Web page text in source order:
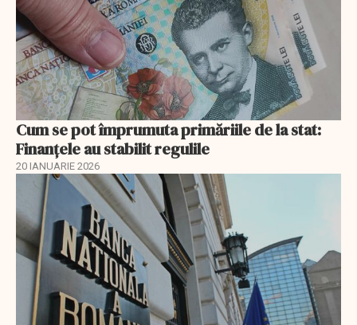
Cum se pot împrumuta primăriile de la stat:
Finanțele au stabilit regulile
20 IANUARIE 2026